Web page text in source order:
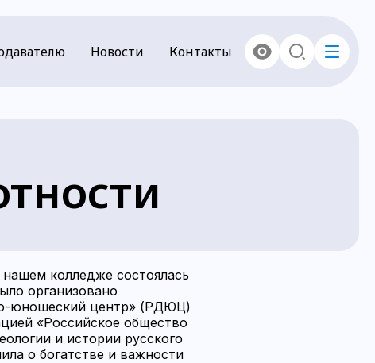
Новости Контакты
колледже состоялась
организовано
юношеский центр» (РДЮЦ)
«Российское общество
и истории русского
о богатстве и важности